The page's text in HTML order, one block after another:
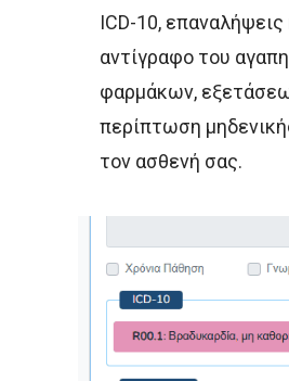
ICD-10,
αντίγραφο του
φαρμάκων,
περίπτωση
τον ασθενή σας.